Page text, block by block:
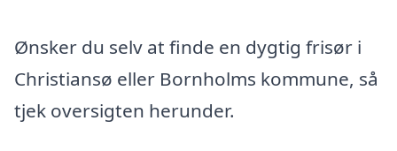
Ønsker du selv at finde en dygtig frisør i
Christiansø eller Bornholms kommune, så
tjek oversigten herunder.